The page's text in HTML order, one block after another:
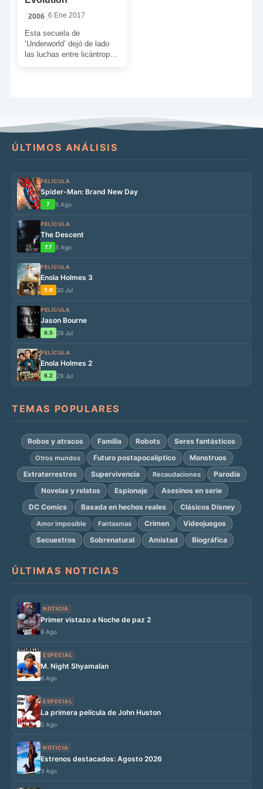
2006 6 Ene 2017
Esta secuela de
‘Underworld’ dejó de lado
las luchas entre licántropos
ÚLTIMOS ANÁLISIS
PELÍCULA
Spider-Man: Brand New Day
7 5 Ago
PELÍCULA
The Descent
7.7 5 Ago
PELÍCULA
Enola Holmes 3
5.6 30 Jul
PELÍCULA
Jason Bourne
6.5 29 Jul
PELÍCULA
Enola Holmes 2
6.2 29 Jul
TEMAS POPULARES
Robos y atracos Familia Robots Seres fantásticos
Otros mundos Futuro postapocalíptico
Monstruos
Extraterrestres
Supervivencia Recaudaciones
Parodia
Novelas y relatos
Espionaje
Asesinos en serie
DC Comics
Basada en hechos reales Clásicos Disney
Amor imposible Fantasmas Crimen
Videojuegos
Secuestros
Sobrenatural Amistad Biográfica
ÚLTIMAS NOTICIAS
NOTICIA
Primer vistazo a Noche de paz 2
6 Ago
ESPECIAL
M. Night Shyamalan
6 Ago
ESPECIAL
La primera película de John Huston
5 Ago
NOTICIA
Estrenos destacados: Agosto 2026
3 Ago